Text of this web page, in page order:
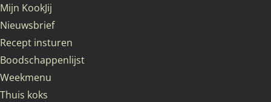
Mijn KookJij
Nieuwsbrief
Recept insturen
Boodschappenlijst
Weekmenu
Thuis koks